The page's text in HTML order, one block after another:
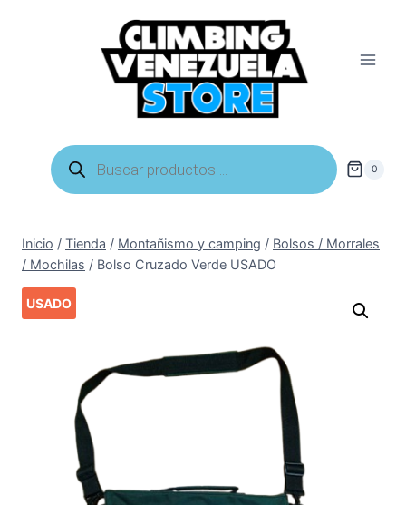
Búsqueda
de
productos
0
Inicio / Tienda / Montañismo y camping / Bolsos / Morrales
/ Mochilas / Bolso Cruzado Verde USADO
USADO